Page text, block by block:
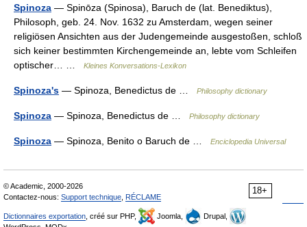
Spinoza — Spinōza (Spinosa), Baruch de (lat. Benediktus),
Philosoph, geb. 24. Nov. 1632 zu Amsterdam, wegen seiner
religiösen Ansichten aus der Judengemeinde ausgestoßen, schloß
sich keiner bestimmten Kirchengemeinde an, lebte vom Schleifen
optischer… …
Kleines Konversations-Lexikon
Spinoza's — Spinoza, Benedictus de … Philosophy dictionary
Spinoza — Spinoza, Benedictus de … Philosophy dictionary
Spinoza — Spinoza, Benito o Baruch de … Enciclopedia Universal
18+
© Academic, 2000-2026
Contactez-nous: Support technique RÉCLAME
Dictionnaires exportation , créé sur PHP, Joomla,
Drupal,